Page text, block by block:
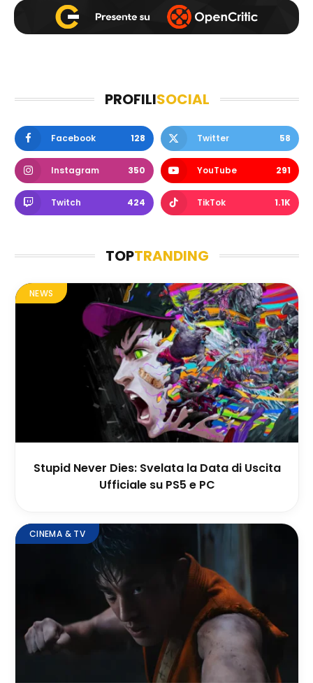
PROFILISOCIAL
Facebook 128 Twitter 58
Instagram 350 YouTube 291
Twitch 424 TikTok 1.1K
TOPTRANDING
NEWS
Stupid Never Dies: Svelata la Data di Uscita
Ufficiale su PS5 e PC
CINEMA & TV